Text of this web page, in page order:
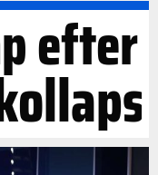
efter